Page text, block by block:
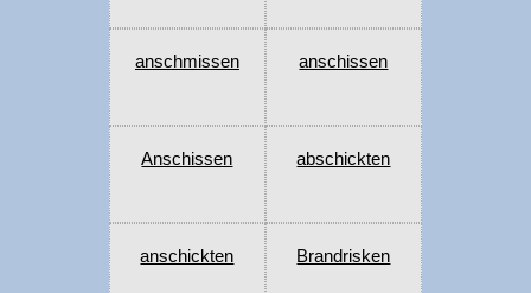
anschmissen anschissen
Anschissen abschickten
anschickten Brandrisken